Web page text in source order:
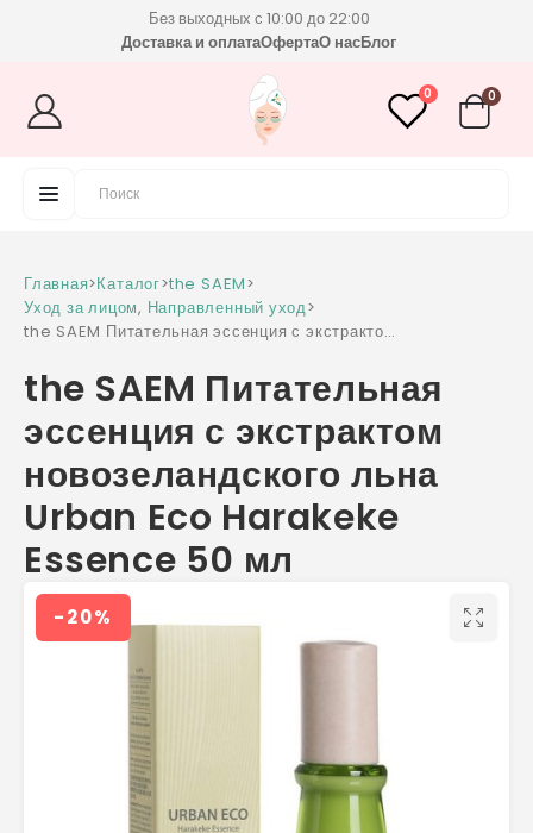
Без выходных с 10:00 до 22:00
Доставка и оплатаОфертаО насБлог
0 0
Главная>Каталог>the SAEM>
Уход за лицом, Направленный уход>
the SAEM Питательная эссенция с экстрактом
Essence 50 мл
the SAEM Питательная
эссенция с экстрактом
новозеландского льна
Urban Eco Harakeke
Essence 50 мл
-20%